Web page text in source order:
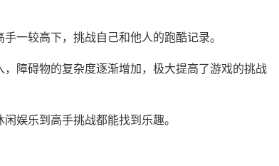
较高下，挑战自己和他人的跑酷记录。
障碍物的复杂度逐渐增加，极大提高了游戏的挑战
娱乐到高手挑战都能找到乐趣。